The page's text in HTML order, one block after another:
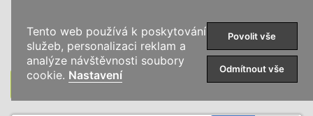
KATEGORIE
Tento web používá k poskytování
služeb, personalizaci reklam a
analýze návštěvnosti soubory
cookie. Nastavení
Povolit vše
Odmítnout vše